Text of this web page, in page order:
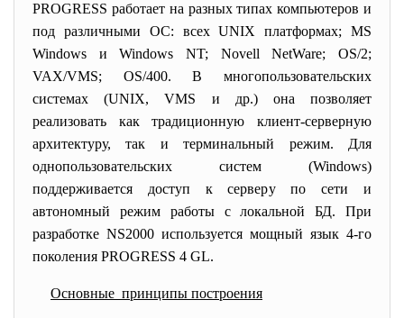
PROGRESS работает на разных типах компьютеров и
под различными ОС: всех UNIX платформах; MS
Windows и Windows NT; Novell NetWare; OS/2;
VAX/VMS; OS/400. В многопользовательских
системах (UNIX, VMS и др.) она позволяет
реализовать как традиционную клиент-серверную
архитектуру, так и терминальный режим. Для
однопользовательских систем (Windows)
поддерживается доступ к серверу по сети и
автономный режим работы с локальной БД. При
разработке NS2000 используется мощный язык 4-го
поколения PROGRESS 4 GL.
Основные принципы построения